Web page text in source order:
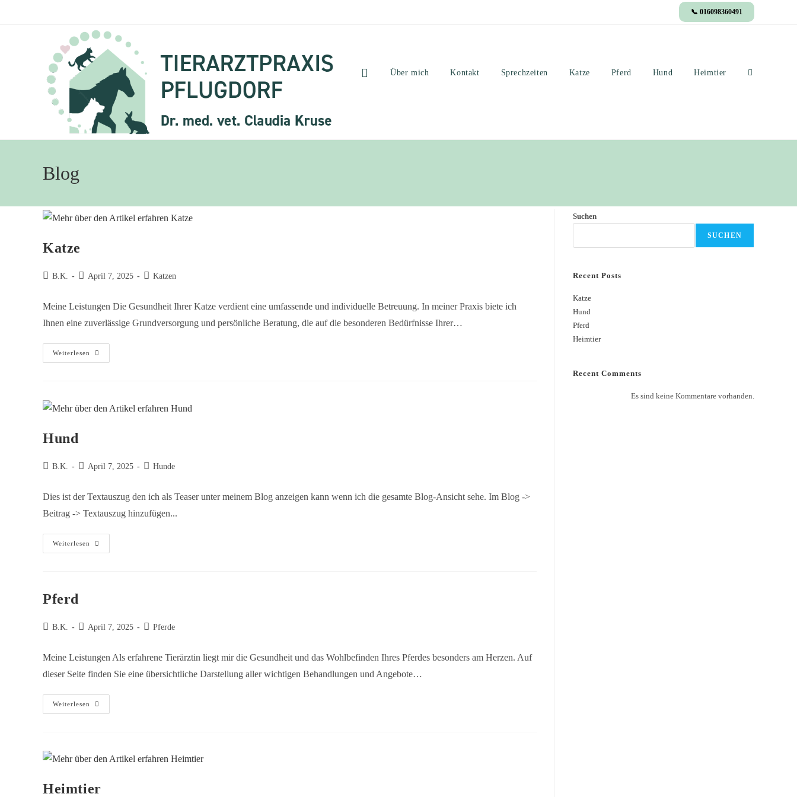
📞 016098360491
Über mich Kontakt Sprechzeiten Katze Pferd Hund Heimtier
Blog
Katze
B.K. April 7, 2025 Katzen
Meine Leistungen Die Gesundheit Ihrer Katze verdient eine umfassende und individuelle Betreuung. In meiner Praxis biete ich
Ihnen eine zuverlässige Grundversorgung und persönliche Beratung, die auf die besonderen Bedürfnisse Ihrer…
Weiterlesen
Hund
B.K. April 7, 2025 Hunde
Dies ist der Textauszug den ich als Teaser unter meinem Blog anzeigen kann wenn ich die gesamte Blog-Ansicht sehe. Im Blog ->
Beitrag -> Textauszug hinzufügen...
Weiterlesen
Pferd
B.K. April 7, 2025 Pferde
Meine Leistungen Als erfahrene Tierärztin liegt mir die Gesundheit und das Wohlbefinden Ihres Pferdes besonders am Herzen. Auf
dieser Seite finden Sie eine übersichtliche Darstellung aller wichtigen Behandlungen und Angebote…
Weiterlesen
Heimtier
Suchen
SUCHEN
Recent Posts
Katze
Hund
Pferd
Heimtier
Recent Comments
Es sind keine Kommentare vorhanden.